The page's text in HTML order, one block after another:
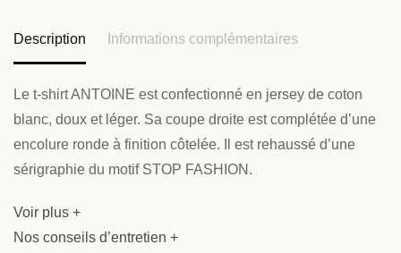
Description Informations complémentaires
Le t-shirt ANTOINE est confectionné en jersey de coton
blanc, doux et léger. Sa coupe droite est complétée d’une
encolure ronde à finition côtelée. Il est rehaussé d’une
sérigraphie du motif STOP FASHION.
Voir plus +
Nos conseils d’entretien +